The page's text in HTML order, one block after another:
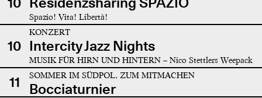
Spazio! Vita! Libertà!
10
KONZERT
Intercity Jazz Nights
MUSIK FÜR HIRN UND HINTERN – Nico Stettlers Weepack
11 SOMMER IM SÜDPOL, ZUM MITMACHEN
Bocciaturnier